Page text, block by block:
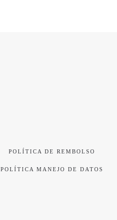
POLÍTICA DE REMBOLSO
POLÍTICA MANEJO DE DATOS